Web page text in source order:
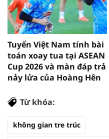
Tuyển Việt Nam tính bài
toán xoay tua tại ASEAN
Cup 2026 và màn đáp trả
nảy lửa của Hoàng Hên
Từ khóa:
không gian tre trúc